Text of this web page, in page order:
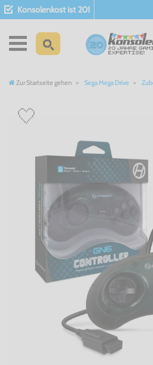
Konsolenkost ist 20!
Zur Startseite gehen Sega Mega Drive